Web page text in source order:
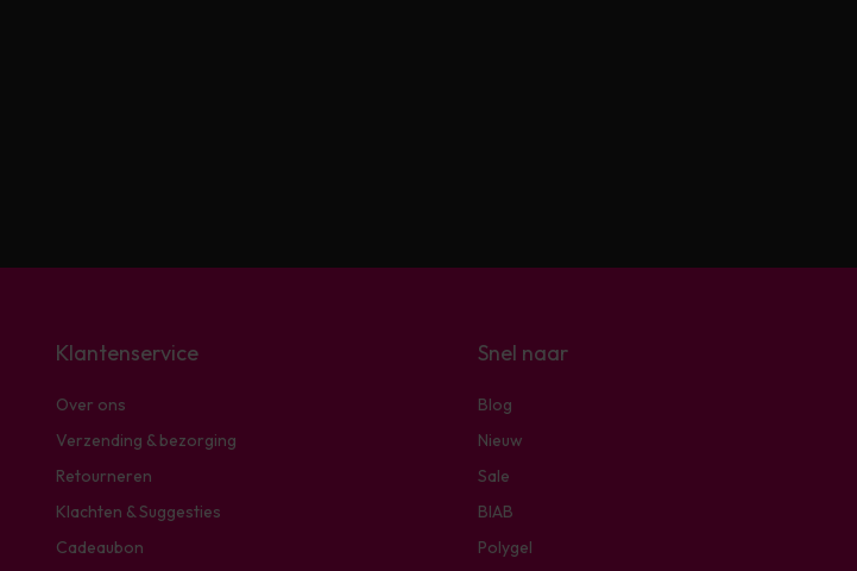
Klantenservice
Over ons
Verzending & bezorging
Retourneren
Klachten & Suggesties
Cadeaubon
Snel naar
Blog
Nieuw
Sale
BIAB
Polygel